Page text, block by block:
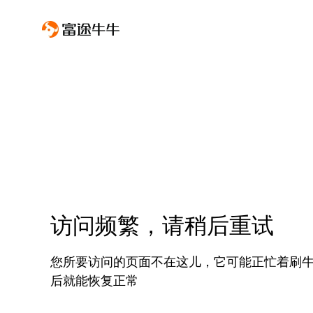
访问频繁，请稍后重试
您所要访问的页面不在这儿，它可能正忙着刷
后就能恢复正常